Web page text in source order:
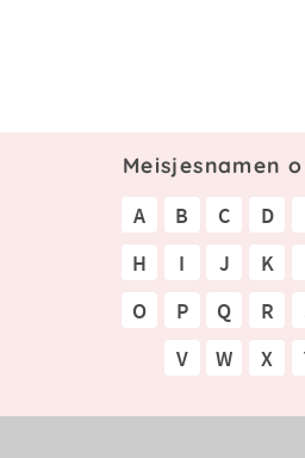
Meisjesnamen
A B C D
H
I J K
O
P Q R
V
W X